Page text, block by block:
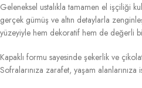
Geleneksel ustalıkla tamamen el işçiliği
gerçek gümüş ve altın detaylarla
yüzeyiyle hem dekoratif hem de değerli
Kapaklı formu sayesinde şekerlik ve
Sofralarınıza zarafet, yaşam alanlarınıza